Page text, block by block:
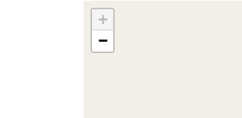
+
−